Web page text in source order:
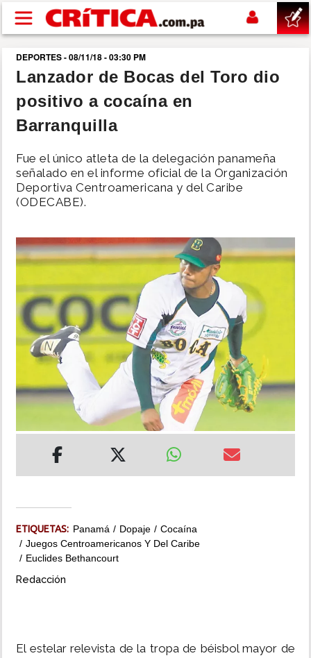
Pasar al contenido principal
buscar
SUCESOS
POLÍTICA
DEPORTES
MUNDO
INSÓLITAS
MULTIMEDIA
DEPORTES - 08/11/18 - 03:30 PM
Lanzador de Bocas del Toro dio
positivo a cocaína en
Barranquilla
Fue el único atleta de la delegación panameña
señalado en el informe oficial de la Organización
Deportiva Centroamericana y del Caribe
(ODECABE).
ETIQUETAS: Panamá Dopaje
Cocaína
Juegos Centroamericanos Y Del Caribe
Euclides Bethancourt
Redacción
El estelar relevista de la tropa de béisbol mayor de